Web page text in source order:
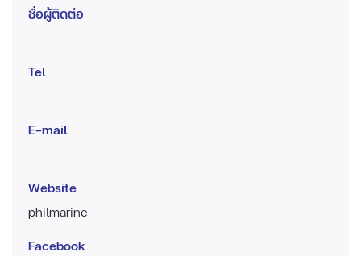
ชื่อผู้ติดต่อ
-
Tel
-
E-mail
-
Website
philmarine
Facebook